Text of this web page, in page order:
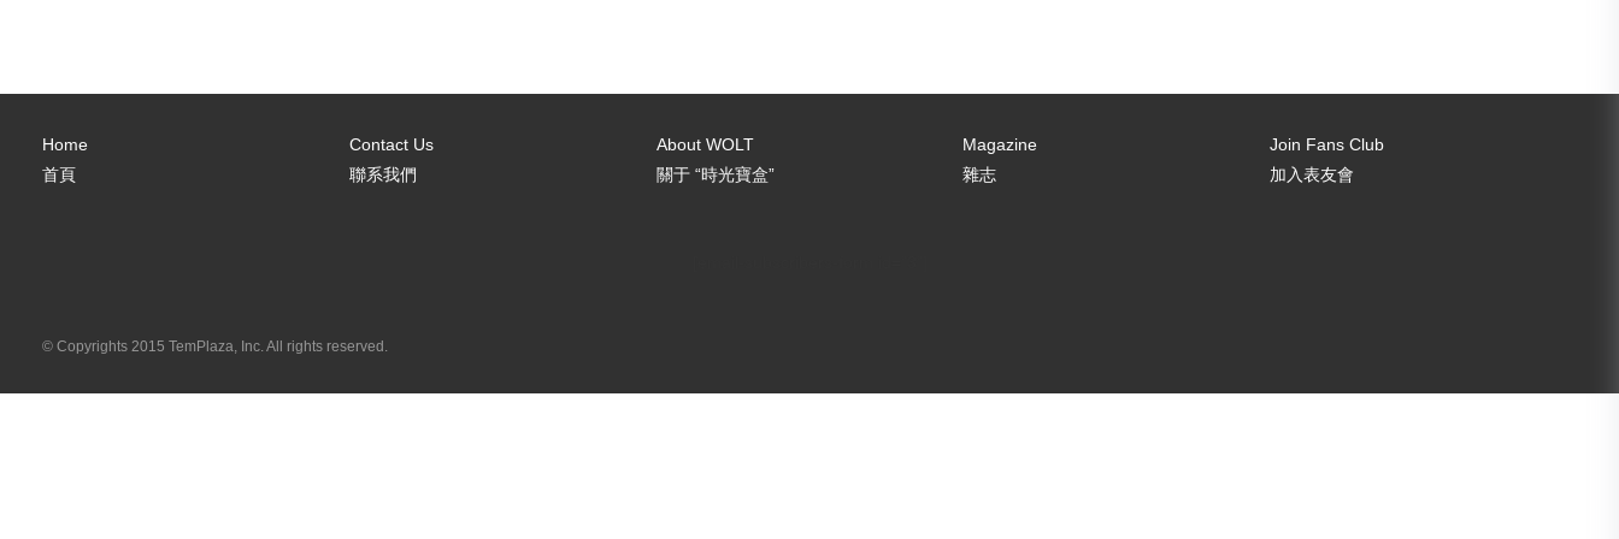
Home
首頁
Contact Us
聯系我們
About WOLT
關于 “時光寶盒”
Magazine
雜志
Join Fans Club
加入表友會
© Copyrights 2015 TemPlaza, Inc. All rights reserved.